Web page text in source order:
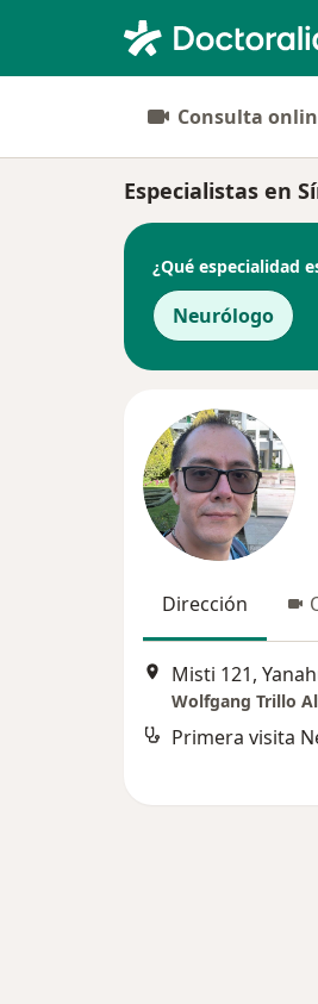
Consulta
Especialistas en
¿Qué especialidad
Neurólogo
Dirección
Misti 121,
Wolfgang Trillo
Primera visita